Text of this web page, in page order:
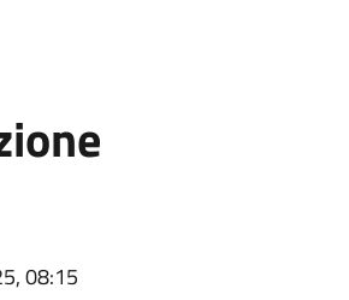
08:15